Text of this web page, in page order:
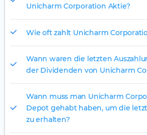
Unicharm Corporation Aktie?
Wie oft zahlt Unicharm
Wann waren die letzten
der Dividenden von Unicharm
Wann muss man Unicharm
Depot gehabt haben, um die
zu erhalten?